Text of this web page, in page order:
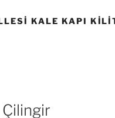
KALE KAPI